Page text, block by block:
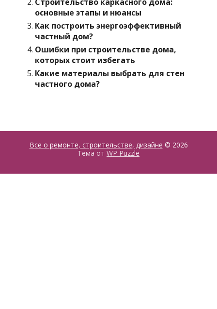
основные этапы и нюансы
Как построить энергоэффективный
частный дом?
Ошибки при строительстве дома,
которых стоит избегать
Какие материалы выбрать для стен
частного дома?
Все о ремонте, строительстве, дизайне © 2026
Тема от WP Puzzle